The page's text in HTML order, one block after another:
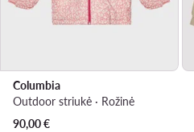
Columbia
Outdoor striukė · Rožinė
90,00€